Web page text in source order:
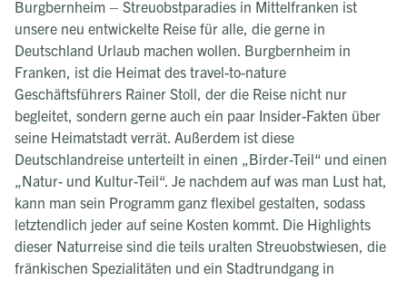
Burgbernheim – Streuobstparadies in Mittelfranken ist
unsere neu entwickelte Reise für alle, die gerne in
Deutschland Urlaub machen wollen. Burgbernheim in
Franken, ist die Heimat des travel-to-nature
Geschäftsführers Rainer Stoll, der die Reise nicht nur
begleitet, sondern gerne auch ein paar Insider-Fakten über
seine Heimatstadt verrät. Außerdem ist diese
Deutschlandreise unterteilt in einen „Birder-Teil“ und einen
„Natur- und Kultur-Teil“. Je nachdem auf was man Lust hat,
kann man sein Programm ganz flexibel gestalten, sodass
letztendlich jeder auf seine Kosten kommt. Die Highlights
dieser Naturreise sind die teils uralten Streuobstwiesen, die
fränkischen Spezialitäten und ein Stadtrundgang in